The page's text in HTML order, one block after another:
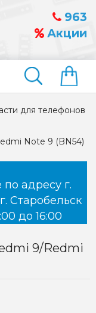
963
Акции
Найти
для телефонов
Note 9 (BN54)
адресу г.
Старобельск
до 16:00
9/Redmi